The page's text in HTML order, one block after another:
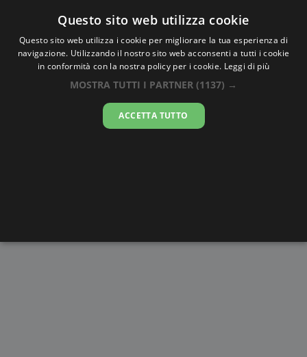
Oraesatta.co
Ora EsattaAmman
11:20:24
Questo sito web utilizza cookie
Questo sito web utilizza i cookie per migliorare la tua esperienza di
navigazione. Utilizzando il nostro sito web acconsenti a tutti i cookie
in conformità con la nostra policy per i cookie. Leggi di più
MOSTRA TUTTI I PARTNER (1137) →
ACCETTA TUTTO